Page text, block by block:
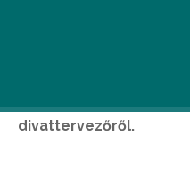
köszönhetik a
divattervezőről.